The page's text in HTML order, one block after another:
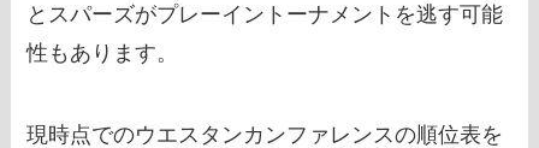
とスパーズがプレーイントーナメントを逃す可能
性もあります。
現時点でのウエスタンカンファレンスの順位表を